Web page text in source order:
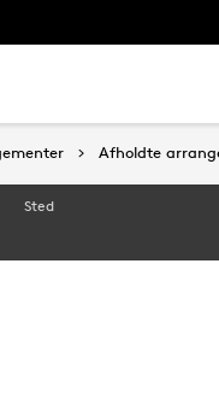
Afholdte
Sted
Afholdte